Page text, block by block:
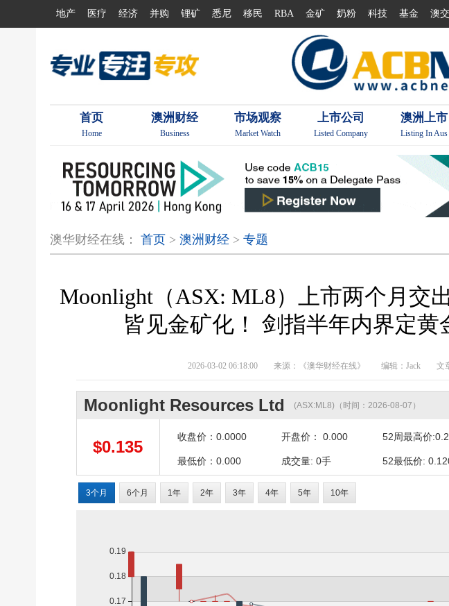
地产 医疗 经济 并购 锂矿 悉尼 移民 RBA 金矿 奶粉 科技 基金 澳
首页
Home
澳洲财经
Business
市场观察
Market Watch
上市公司
Listed Company
澳洲上市
Listing In Aus
澳华财经在线： 首页 > 澳洲财经 > 专题
Moonlight（ASX: ML8）上市两个月交
皆见金矿化！ 剑指半年内界定黄
2026-03-02 06:18:00 来源：《澳华财经在线》 编辑：Jack 文